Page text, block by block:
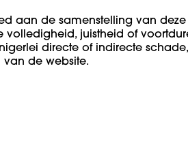
aan de samenstelling van
volledigheid, juistheid of
directe of indirecte
de website.